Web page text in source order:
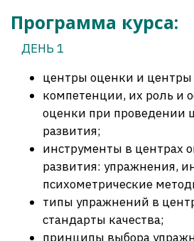
Программа курса:
ДЕНЬ 1
центры оценки и центры
компетенции, их роль и
оценки при проведении
развития;
инструменты в центрах
развития: упражнения,
психометрические
типы упражнений в
стандарты качества;
принципы выбора